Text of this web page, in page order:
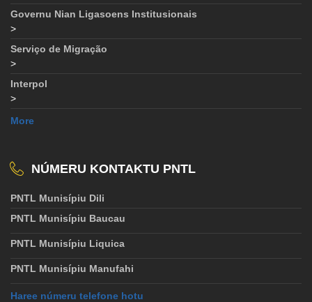
Governu Nian Ligasoens Institusionais
>
Serviço de Migração
>
Interpol
>
More
NÚMERU KONTAKTU PNTL
PNTL Munisípiu Dili
PNTL Munisípiu Baucau
PNTL Munisípiu Liquica
PNTL Munisípiu Manufahi
Haree númeru telefone hotu